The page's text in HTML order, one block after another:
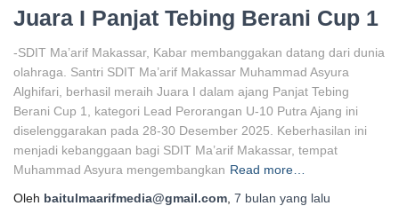
Juara I Panjat Tebing Berani Cup 1
-SDIT Ma’arif Makassar, Kabar membanggakan datang dari dunia
olahraga. Santri SDIT Ma’arif Makassar Muhammad Asyura
Alghifari, berhasil meraih Juara I dalam ajang Panjat Tebing
Berani Cup 1, kategori Lead Perorangan U-10 Putra Ajang ini
diselenggarakan pada 28-30 Desember 2025. Keberhasilan ini
menjadi kebanggaan bagi SDIT Ma’arif Makassar, tempat
Muhammad Asyura mengembangkan Read more…
Oleh baitulmaarifmedia@gmail.com 7 bulan yang lalu